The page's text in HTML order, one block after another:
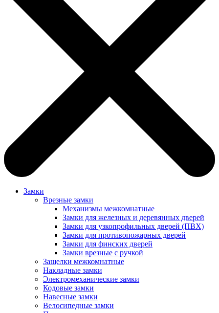
Замки
Врезные замки
Механизмы межкомнатные
Замки для железных и деревянных дверей
Замки для узкопрофильных дверей (ПВХ)
Замки для противопожарных дверей
Замки для финских дверей
Замки врезные с ручкой
Защелки межкомнатные
Накладные замки
Электромеханические замки
Кодовые замки
Навесные замки
Велосипедные замки